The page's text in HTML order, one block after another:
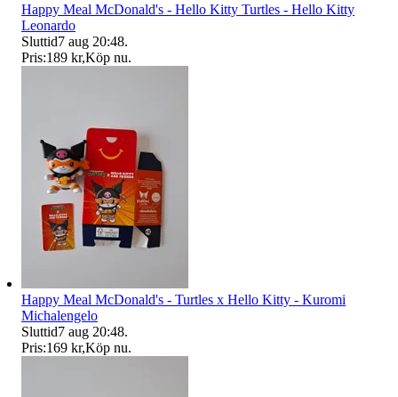
Happy Meal McDonald's - Hello Kitty Turtles - Hello Kitty
Leonardo
Sluttid7 aug 20:48.
Pris:189 kr,Köp nu.
Happy Meal McDonald's - Turtles x Hello Kitty - Kuromi
Michalengelo
Sluttid7 aug 20:48.
Pris:169 kr,Köp nu.